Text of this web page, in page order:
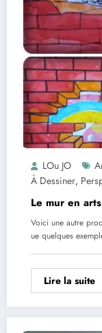
LOu JO
À Dessiner,
Le mur en
Voici une autre
ue quelques
Lire la suite